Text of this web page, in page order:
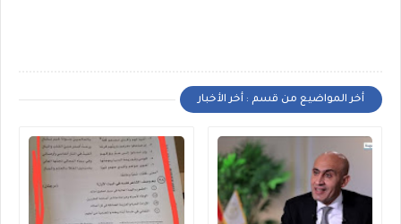
أخر المواضيع من قسم : أخر الأخبار